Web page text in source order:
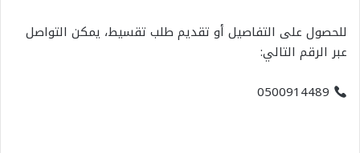
للحصول على التفاصيل أو تقديم طلب تقسيط، يمكن التواصل
عبر الرقم التالي: